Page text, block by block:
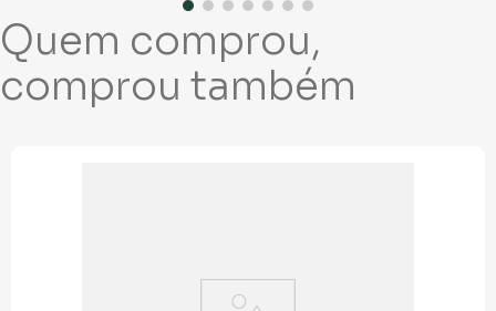
Quem comprou,
comprou também